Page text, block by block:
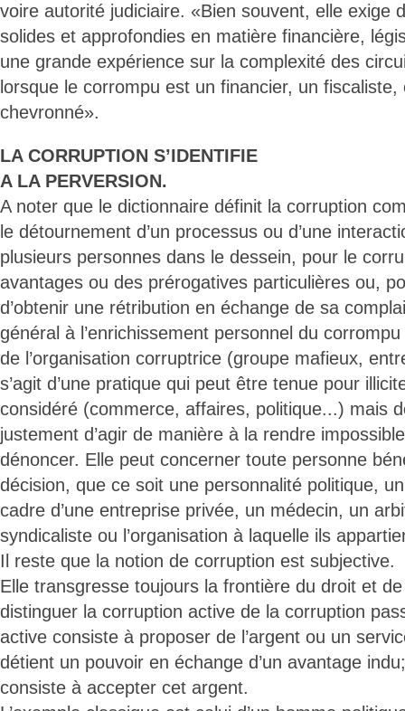
voire autorité judiciaire. «Bien souvent, elle exige
solides et approfondies en matière financière,
une grande expérience sur la complexité des
lorsque le corrompu est un financier, un
chevronné».
LA CORRUPTION S’IDENTIFIE
A LA PERVERSION.
A noter que le dictionnaire définit la corruption
le détournement d’un processus ou d’une
plusieurs personnes dans le dessein, pour le
avantages ou des prérogatives particulières ou,
d’obtenir une rétribution en échange de sa
général à l’enrichissement personnel du
de l’organisation corruptrice (groupe mafieux,
s’agit d’une pratique qui peut être tenue pour
considéré (commerce, affaires, politique...) mais
justement d’agir de manière à la rendre
dénoncer. Elle peut concerner toute personne
décision, que ce soit une personnalité politique,
cadre d’une entreprise privée, un médecin, un
syndicaliste ou l’organisation à laquelle ils
Il reste que la notion de corruption est subjective.
Elle transgresse toujours la frontière du droit et
distinguer la corruption active de la corruption
active consiste à proposer de l’argent ou un
détient un pouvoir en échange d’un avantage
consiste à accepter cet argent.